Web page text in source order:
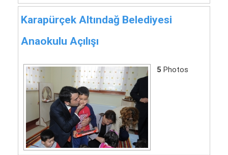
Karapürçek Altındağ Belediyesi
Anaokulu Açılışı
5 Photos